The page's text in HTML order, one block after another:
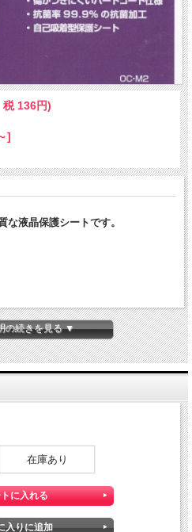
136円)
]
な液晶保護シートです。
の続きを見る ▼
在庫あり